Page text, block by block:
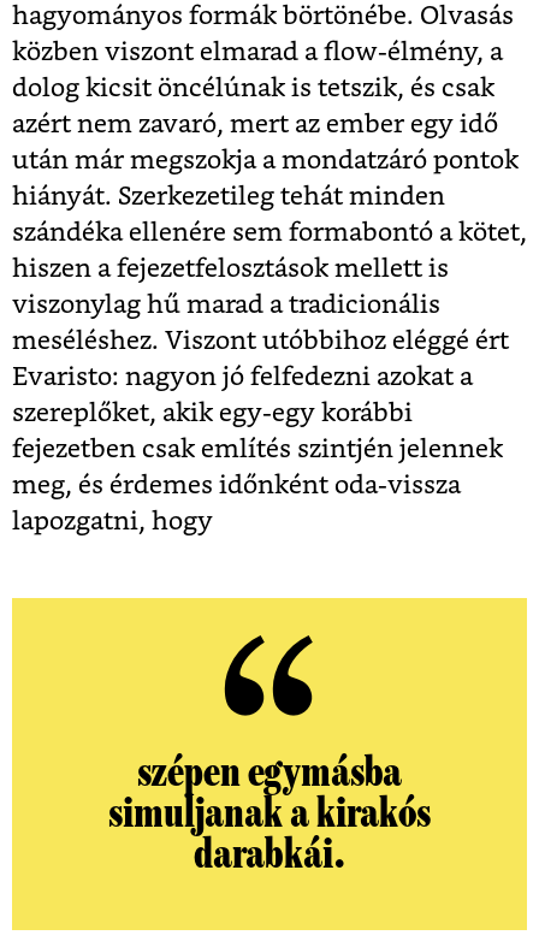
hagyományos formák börtönébe. Olvasás
közben viszont elmarad a flow-élmény, a
dolog kicsit öncélúnak is tetszik, és csak
azért nem zavaró, mert az ember egy idő
után már megszokja a mondatzáró pontok
hiányát. Szerkezetileg tehát minden
szándéka ellenére sem formabontó a kötet,
hiszen a fejezetfelosztások mellett is
viszonylag hű marad a tradicionális
meséléshez. Viszont utóbbihoz eléggé ért
Evaristo: nagyon jó felfedezni azokat a
szereplőket, akik egy-egy korábbi
fejezetben csak említés szintjén jelennek
meg, és érdemes időnként oda-vissza
lapozgatni, hogy
szépen egymásba
simuljanak a kirakós
darabkái.